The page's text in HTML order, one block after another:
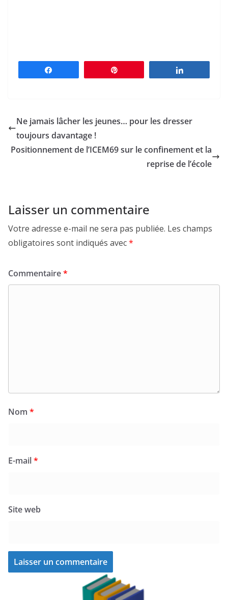
Ne jamais lâcher les jeunes… pour les dresser
toujours davantage !
Positionnement de l’ICEM69 sur le confinement et la
reprise de l’école
Laisser un commentaire
Votre adresse e-mail ne sera pas publiée. Les champs
obligatoires sont indiqués avec*
Commentaire*
Nom *
E-mail*
Site web